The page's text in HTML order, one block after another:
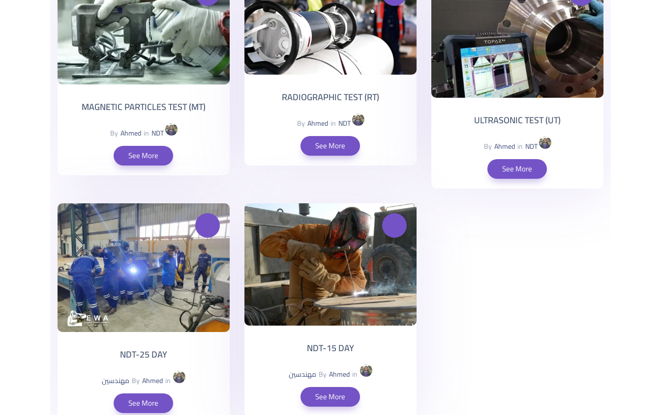
MAGNETIC PARTICLES TEST (MT)
By Ahmed in NDT
See More
RADIOGRAPHIC TEST (RT)
By Ahmed in NDT
See More
ULTRASONIC TEST (UT)
By Ahmed in NDT
See More
NDT-25 DAY
ByAhmed in مهندسين
See More
NDT-15 DAY
ByAhmed in مهندسين
See More